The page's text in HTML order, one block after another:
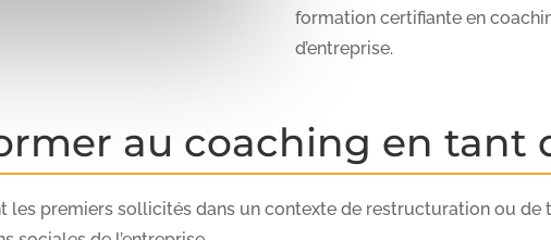
formation certifiante en
d’entreprise.
au coaching en tant
les premiers sollicités dans un contexte de restructuration ou